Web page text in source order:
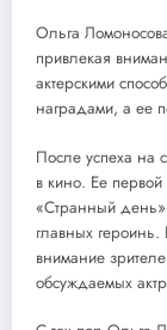
Ольга
привлекая
актерскими
наградами, а ее
После успеха на
в кино. Ее
«Странный день»
главных героинь.
внимание
обсуждаемых